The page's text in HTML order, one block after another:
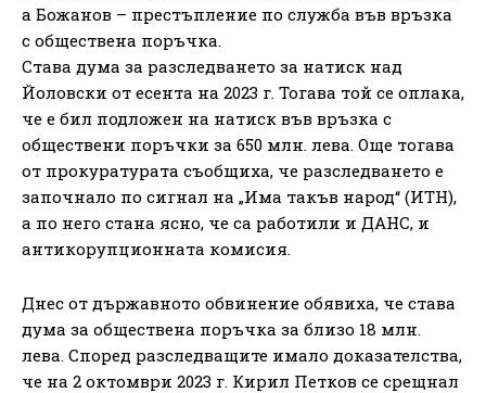
а Божанов – престъпление по служба във връзка
с обществена поръчка.
Става дума за разследването за натиск над
Йоловски от есента на 2023 г. Тогава той се оплака,
че е бил подложен на натиск във връзка с
обществени поръчки за 650 млн. лева. Още тогава
от прокуратурата съобщиха, че разследването е
започнало по сигнал на „Има такъв народ“ (ИТН),
а по него стана ясно, че са работили и ДАНС, и
антикорупционната комисия.
Днес от държавното обвинение обявиха, че става
дума за обществена поръчка за близо 18 млн.
лева. Според разследващите имало доказателства,
че на 2 октомври 2023 г. Кирил Петков се срещнал